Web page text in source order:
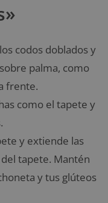
codos doblados y
palma, como
frente.
como el tapete y
y extiende las
tapete. Mantén
y tus glúteos